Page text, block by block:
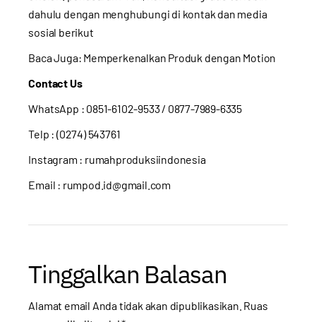
dahulu dengan menghubungi di kontak dan media
sosial berikut
Baca Juga: Memperkenalkan Produk dengan Motion
Contact Us
WhatsApp : 0851-6102-9533/ 0877-7989-6335
Telp : (0274) 543761
Instagram : rumahproduksiindonesia
Email : rumpod.id@gmail.com
Tinggalkan Balasan
Alamat email Anda tidak akan dipublikasikan. Ruas